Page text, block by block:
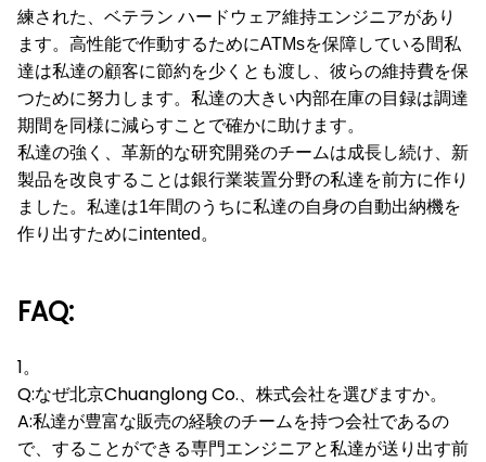
練された、ベテラン ハードウェア維持エンジニアがあり
ます。高性能で作動するためにATMsを保障している間私
達は私達の顧客に節約を少くとも渡し、彼らの維持費を保
つために努力します。私達の大きい内部在庫の目録は調達
期間を同様に減らすことで確かに助けます。
私達の強く、革新的な研究開発のチームは成長し続け、新
製品を改良することは銀行業装置分野の私達を前方に作り
ました。私達は1年間のうちに私達の自身の自動出納機を
作り出すためにintented。
FAQ:
1。
Q:なぜ北京Chuanglong Co.、株式会社を選びますか。
A:私達が豊富な販売の経験のチームを持つ会社であるの
で、することができる専門エンジニアと私達が送り出す前